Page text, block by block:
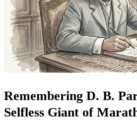
Remembering D. B.
Selfless Giant of